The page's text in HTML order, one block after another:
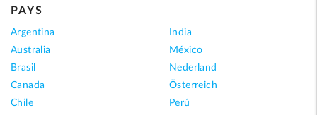
PAYS
Argentina
Australia
Brasil
Canada
Chile
India
México
Nederland
Österreich
Perú